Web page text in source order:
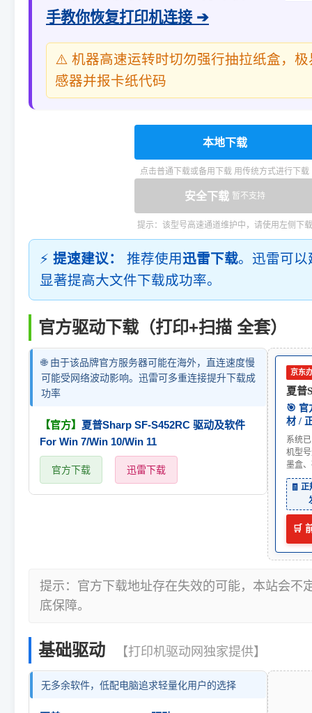
手教你恢复打印机连接 ➔
⚠️ 机器高速运转时切勿强行抽拉纸盒，
感器并报卡纸代码
本地下载
点击普通下载或备用下载 用传统方式进行下载
安全下载 暂不支持
提示：该型号高速通道维护中，请使用左侧下载
⚡ 提速建议： 推荐使用迅雷下载。迅雷可
显著提高大文件下载成功率。
官方驱动下载（打印+扫描 全套）
🌐 由于该品牌官方服务器可能在海外，直连速度慢
可能受网络波动影响。迅雷可多重连接提升下载成
功率
【官方】 夏普Sharp SF-S452RC 驱动及软件
For Win 7/Win 10/Win 11
官方下载 迅雷下载
京东
夏普
🎯 官
材 /
系统
机型
墨盒
🧾
🛒
提示：官方下载地址存在失效的可能，本站会不
底保障。
基础驱动 【打印机驱动网独家提供】
无多余软件，低配电脑追求轻量化用户的选择